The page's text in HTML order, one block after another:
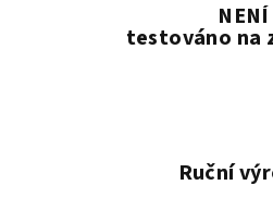
NENÍ
testováno na
Ruční